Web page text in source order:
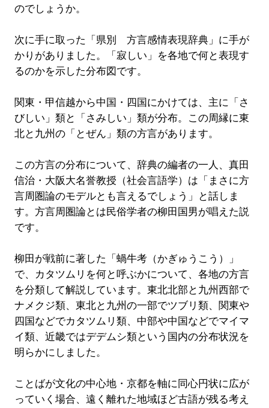
のでしょうか。
次に手に取った「県別 方言感情表現辞典」に手が
かりがありました。「寂しい」を各地で何と表現す
るのかを示した分布図です。
関東・甲信越から中国・四国にかけては、主に「さ
びしい」類と「さみしい」類が分布。この周縁に東
北と九州の「とぜん」類の方言があります。
この方言の分布について、辞典の編者の一人、真田
信治・大阪大名誉教授（社会言語学）は「まさに方
言周圏論のモデルとも言えるでしょう」と話しま
す。方言周圏論とは民俗学者の柳田国男が唱えた説
です。
柳田が戦前に著した「蝸牛考（かぎゅうこう）」
で、カタツムリを何と呼ぶかについて、各地の方言
を分類して解説しています。東北北部と九州西部で
ナメクジ類、東北と九州の一部でツブリ類、関東や
四国などでカタツムリ類、中部や中国などでマイマ
イ類、近畿ではデデムシ類という国内の分布状況を
明らかにしました。
ことばが文化の中心地・京都を軸に同心円状に広が
っていく場合、遠く離れた地域ほど古語が残る考え